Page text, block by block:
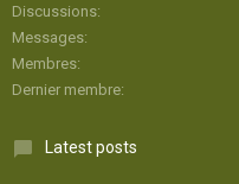
Discussions
Messages
Membres
Dernier membre
Latest posts